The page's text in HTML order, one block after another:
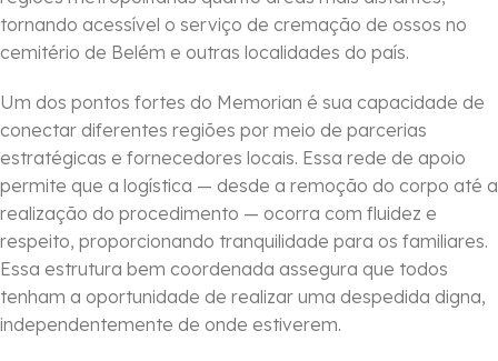
tornando acessível o serviço de cremação de ossos no
cemitério de Belém e outras localidades do país.
Um dos pontos fortes do Memorian é sua capacidade de
conectar diferentes regiões por meio de parcerias
estratégicas e fornecedores locais. Essa rede de apoio
permite que a logística — desde a remoção do corpo até a
realização do procedimento — ocorra com fluidez e
respeito, proporcionando tranquilidade para os familiares.
Essa estrutura bem coordenada assegura que todos
tenham a oportunidade de realizar uma despedida digna,
independentemente de onde estiverem.